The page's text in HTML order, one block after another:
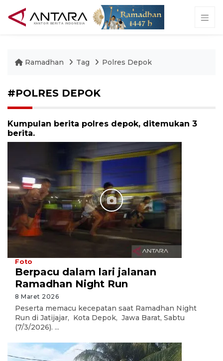
Ramadhan Tag Polres Depok
#POLRES DEPOK
Kumpulan berita polres depok, ditemukan 3
berita.
Foto
Berpacu dalam lari jalanan
Ramadhan Night Run
8 Maret 2026
Peserta memacu kecepatan saat Ramadhan Night
Run di Jatijajar, Kota Depok, Jawa Barat, Sabtu
(7/3/2026). ...